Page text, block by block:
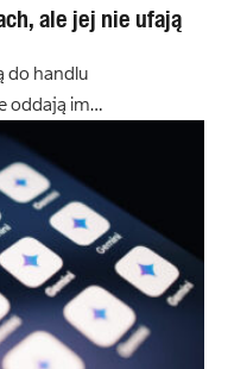
ale jej nie ufają
do handlu
oddają im…